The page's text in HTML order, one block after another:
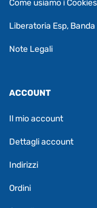
Come usiamo i Cookies
Liberatoria Esp, Banda
Note Legali
ACCOUNT
Il mio account
Dettagli account
Indirizzi
Ordini